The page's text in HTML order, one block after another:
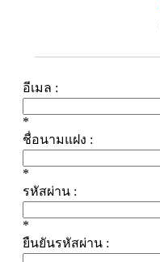
อีเมล :
*
ชื่อนามแฝง :
*
รหัสผ่าน :
*
ยืนยันรหัสผ่าน :